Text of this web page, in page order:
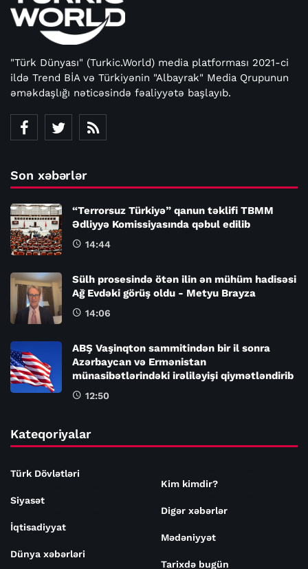
"Türk Dünyası" (Turkic.World) media platforması 2021-ci
ildə Trend BİA və Türkiyənin "Albayrak" Media Qrupunun
əməkdaşlığı nəticəsində fəaliyyətə başlayıb.
Son xəbərlər
“Terrorsuz Türkiyə” qanun təklifi TBMM
Ədliyyə Komissiyasında qəbul edilib
14:44
Sülh prosesində ötən ilin ən mühüm hadisəsi
Ağ Evdəki görüş oldu - Metyu Brayza
14:06
ABŞ Vaşinqton sammitindən bir il sonra
Azərbaycan və Ermənistan
münasibətlərindəki irəliləyişi qiymətləndirib
12:50
Kateqoriyalar
Türk Dövlətləri
Siyasət
İqtisadiyyat
Dünya xəbərləri
Kim kimdir?
Digər xəbərlər
Mədəniyyət
Tarixdə bugün